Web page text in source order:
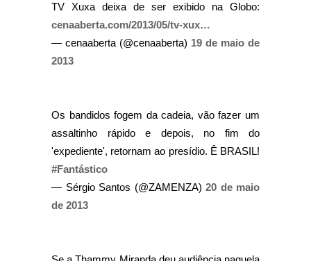
TV Xuxa deixa de ser exibido na Globo:
cenaaberta.com/2013/05/tv-xux…
— cenaaberta (@cenaaberta) 19 de maio de
2013
Os bandidos fogem da cadeia, vão fazer um
assaltinho rápido e depois, no fim do
'expediente', retornam ao presídio. Ê BRASIL!
#Fantástico
— Sérgio Santos (@ZAMENZA) 20 de maio
de 2013